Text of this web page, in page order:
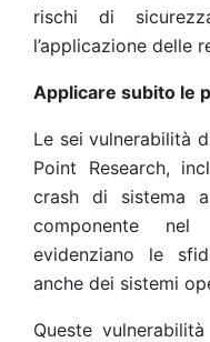
rischi di
l’applicazione delle
Applicare subito le
Le sei vulnerabilità
Point Research,
crash di sistema
componente
evidenziano le
anche dei sistemi
Queste